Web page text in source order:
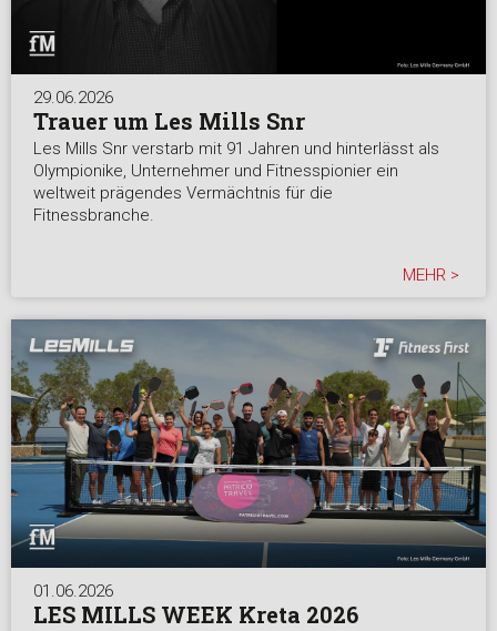
29.06.2026
Trauer um Les Mills Snr
Les Mills Snr verstarb mit 91 Jahren und hinterlässt als
Olympionike, Unternehmer und Fitnesspionier ein
weltweit prägendes Vermächtnis für die
Fitnessbranche.
MEHR >
01.06.2026
LES MILLS WEEK Kreta 2026